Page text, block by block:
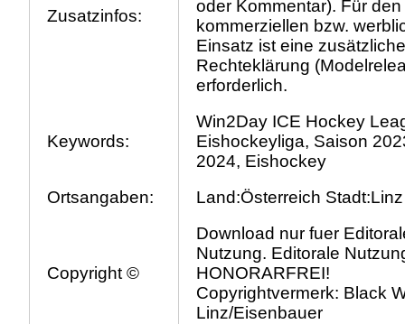
Zusatzinfos:
oder Kommentar). Für den
kommerziellen bzw.
Einsatz ist eine
Rechteklärung
erforderlich.
Keywords:
Win2Day ICE Hockey
Eishockeyliga, Saison
2024, Eishockey
Ortsangaben:
Land:Österreich Stadt:Linz
Copyright ©
Download nur fuer
Nutzung. Editorale
HONORARFREI!
Copyrightvermerk: Black
Linz/Eisenbauer